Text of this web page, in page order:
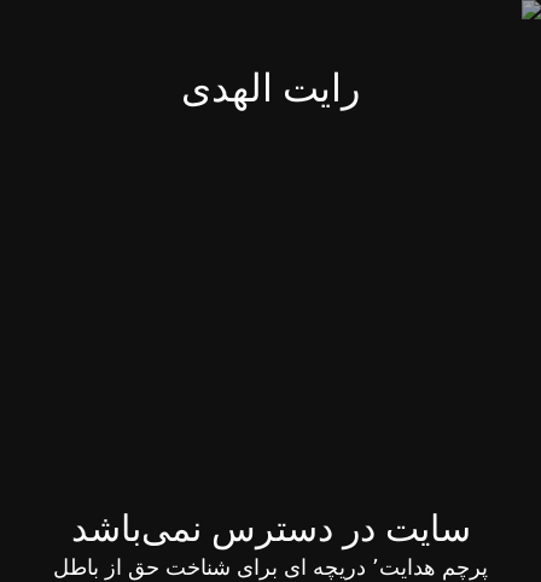
رایت الهدی
سایت در دسترس نمی‌باشد
پرچم هدایت٬ دریچه ای برای شناخت حق از باطل